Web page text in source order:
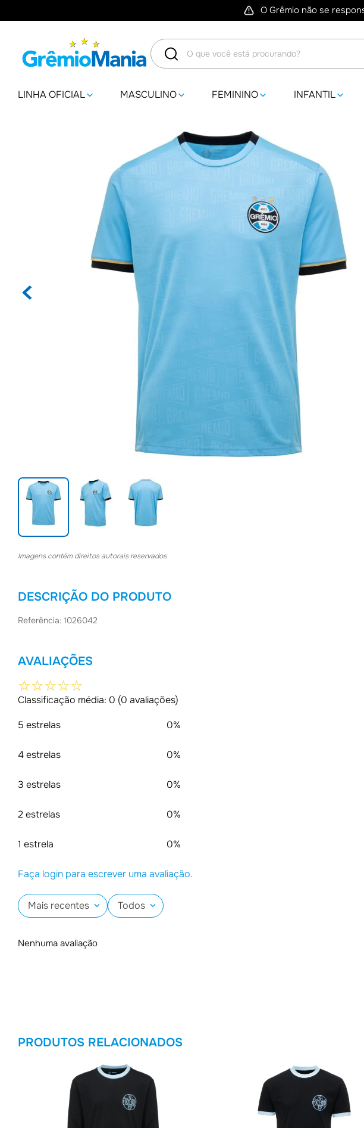
O Grêmio não se
O que você está procurando?
LINHA OFICIAL MASCULINO FEMININO INFANTIL
Imagens contém direitos autorais reservados
DESCRIÇÃO DO PRODUTO
Referência: 1026042
AVALIAÇÕES
☆☆☆☆☆
Classificação média: 0 (0 avaliações)
5 estrelas
0%
4 estrelas 0%
3 estrelas 0%
2 estrelas 0%
1 estrela 0%
Faça login para escrever uma avaliação.
Mais recentes Todos
Nenhuma avaliação
PRODUTOS RELACIONADOS